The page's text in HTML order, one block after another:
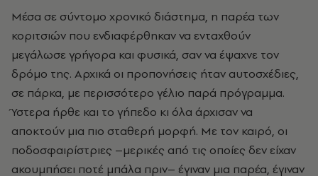
Μέσα σε σύντομο χρονικό διάστημα, η παρέα των
κοριτσιών που ενδιαφέρθηκαν να ενταχθούν
μεγάλωσε γρήγορα και φυσικά, σαν να έψαχνε τον
δρόμο της. Αρχικά οι προπονήσεις ήταν αυτοσχέδιες,
σε πάρκα, με περισσότερο γέλιο παρά πρόγραμμα.
Ύστερα ήρθε και το γήπεδο κι όλα άρχισαν να
αποκτούν μια πιο σταθερή μορφή. Με τον καιρό, οι
ποδοσφαιρίστριες –μερικές από τις οποίες δεν είχαν
ακουμπήσει ποτέ μπάλα πριν– έγιναν μια παρέα, έγιναν